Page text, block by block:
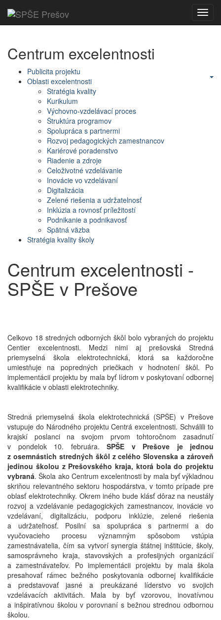
Centrum excelentnosti
Publicita projektu
Oblasti excelentnosti
Stratégia kvality
Kurikulum
Výchovno-vzdelávací proces
Štruktúra programov
Spolupráca s partnermi
Rozvoj pedagogických zamestnancov
Kariérové poradenstvo
Riadenie a zdroje
Celoživotné vzdelávanie
Inovácie vo vzdelávaní
Digitalizácia
Zelené riešenia a udržatelnosť
Inklúzia a rovnosť príležitostí
Podnikanie a podnikavosť
Spätná väzba
Stratégia kvality školy
Centrum excelentnosti -
SPŠE v Prešove
Celkovo 18 stredných odborných škôl bolo vybraných do projektu
Centier excelentnosti. Medzi nimi aj prešovská Stredná
priemyselná škola elektrotechnická, ktorá sa každoročne
umiestňuje na popredných priečkach v hodnotení škôl. Po
implementácii projektu by mala byť lídrom v poskytovaní odbornej
kvalifikácie v oblasti elektrotechniky.
Stredná priemyselná škola elektrotechnická (SPŠE) v Prešove
vstupuje do Národného projektu Centrá excelentnosti. Schválili to
krajskí poslanci na svojom prvom tohtoročnom zasadnutí
v pondelok 10. februára. SPŠE v Prešove je jednou
z osemnástich stredných škôl z celého Slovenska a zároveň
jedinou školou z Prešovského kraja, ktorá bola do projektu
vybraná. Škola ako Centrum excelentnosti by mala byť výkladnou
skriňou relevantného sektoru hospodárstva, v tomto prípade pre
oblasť elektrotechniky. Okrem iného bude klásť dôraz na neustály
rozvoj a vzdelávanie pedagogických zamestnancov, inovácie vo
vzdelávaní, digitalizáciu, podporu inklúzie, zelené riešenia
a udržateľnosť. Posilní sa spolupráca s partnermi a do
vyučovacieho procesu významným spôsobom vstúpia
zamestnávatelia, čím sa vytvorí synergia štátnej inštitúcie, školy,
samosprávneho kraja, stavovských a profesijných organizácií
a zamestnávateľov. Po implementácii projektu by mala škola
presahovať rámec bežného poskytovania odbornej kvalifikácie
a predstavovať jasné a preukázané líderstvo vo svojich
vzdelávacích aktivitách. Mala by byť vzorovou, inovatívnou
a inšpiratívnou školou v porovnaní s bežnou strednou odbornou
školou.